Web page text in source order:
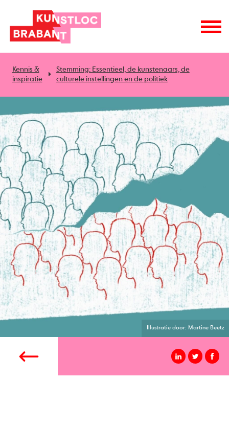
Kennis &
inspiratie
Stemming: Essentieel, de kunstenaars, de
culturele instellingen en de politiek
Illustratie door: Martine Beetz